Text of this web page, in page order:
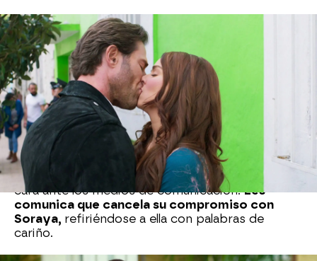
Luis Alberto y Mariana regresan a casa,
joven acude al restaurante donde se va a
oficializar su relación con Soraya. El hijo de Elena
le confiesa a Soraya que no la ama y que no va a
seguir adelante con la celebración. Ella se pone a
llorar y no entiende cómo su prometido puede
hacerle esto.Él le revela que ama a Mariana
que es con ella con quien quiere compartir su
vida.
Soraya abandona la fiesta y Luis Alberto da la
cara ante los medios de comunicación.Les
comunica que cancela su compromiso con
Soraya, refiriéndose a ella con palabras de
cariño.